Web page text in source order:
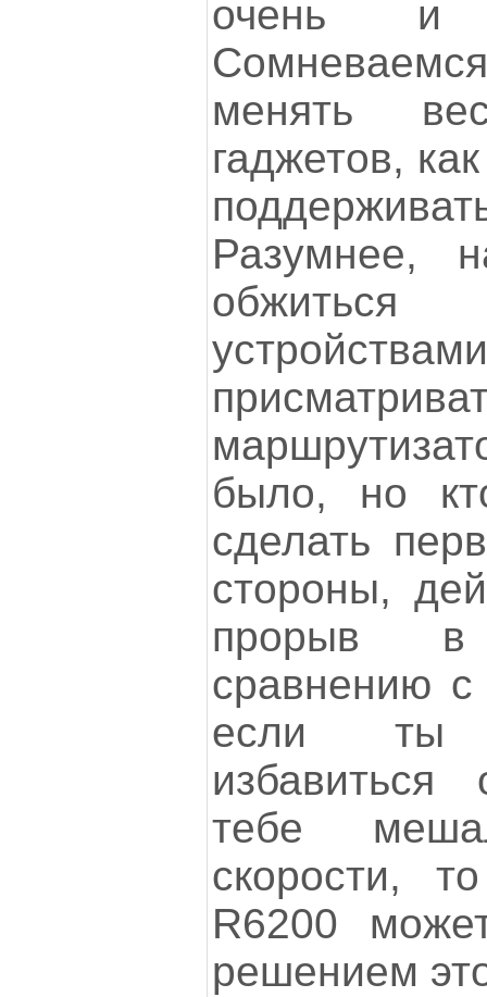
очень и
менять
гаджетов,
Разумнее,
было, но
сделать
стороны,
прорыв
сравнению с
если ты
тебе
скорости,
R6200
решением